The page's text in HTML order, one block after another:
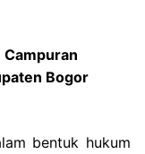
Bogor
bentuk hukum